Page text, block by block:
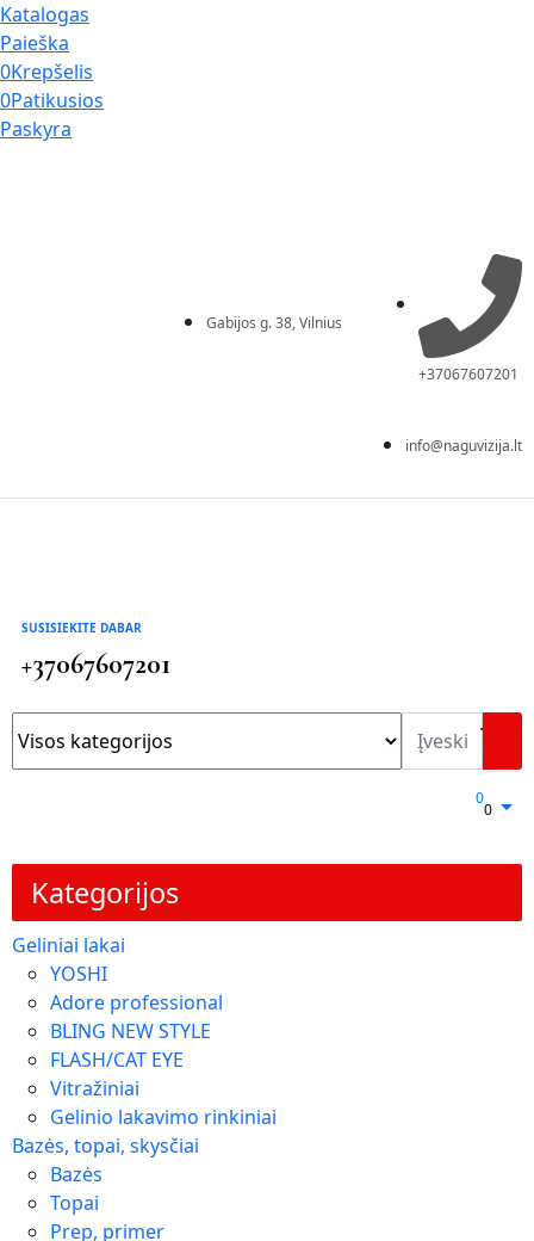
Katalogas
Paieška
0Krepšelis
0Patikusios
Paskyra
Gabijos g. 38, Vilnius
+37067607201
info@naguvizija.lt
SUSISIEKITE DABAR
+37067607201
0
0
Kategorijos
Geliniai lakai
YOSHI
Adore professional
BLING NEW STYLE
FLASH/CAT EYE
Vitražiniai
Gelinio lakavimo rinkiniai
Bazės, topai, skysčiai
Bazės
Topai
Prep, primer